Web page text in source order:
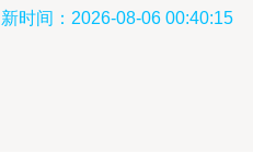
时间：2026-08-06 00:40:15